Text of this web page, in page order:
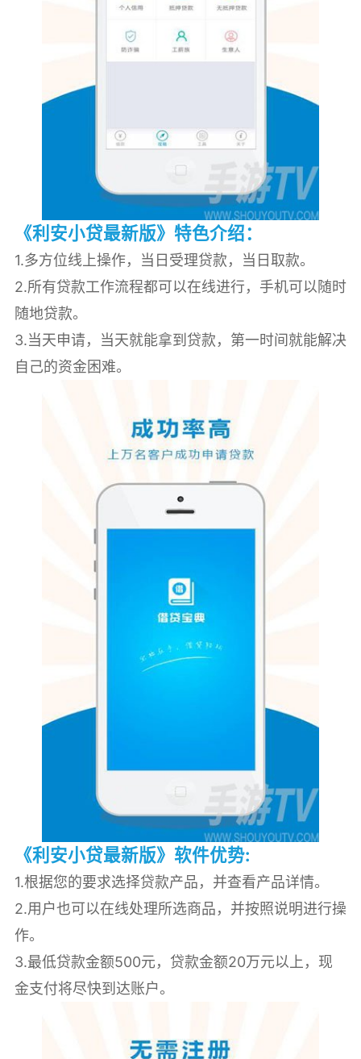
《利安小贷最新版》特色介绍：
1.多方位线上操作，当日受理贷款，当日取款。
2.所有贷款工作流程都可以在线进行，手机可以随时
随地贷款。
3.当天申请，当天就能拿到贷款，第一时间就能解决
自己的资金困难。
《利安小贷最新版》软件优势:
1.根据您的要求选择贷款产品，并查看产品详情。
2.用户也可以在线处理所选商品，并按照说明进行操
作。
3.最低贷款金额500元，贷款金额20万元以上，现
金支付将尽快到达账户。